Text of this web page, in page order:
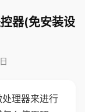
器(免安装设
理器来进行